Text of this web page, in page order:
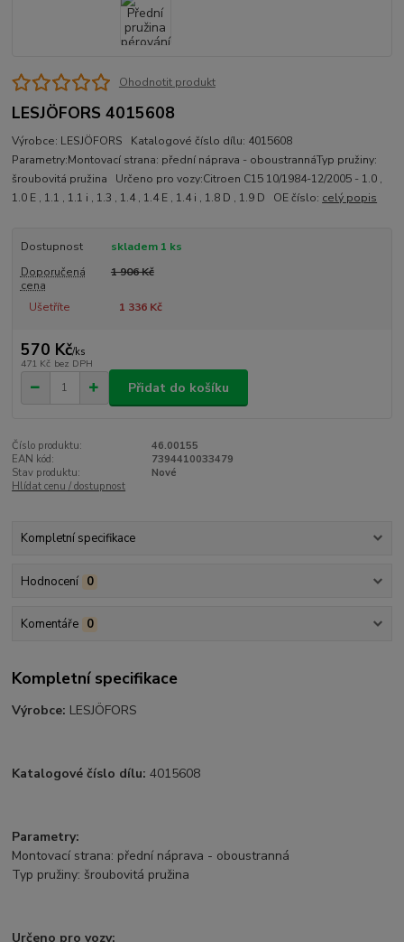
Ohodnotit produkt
LESJÖFORS 4015608
Výrobce: LESJÖFORS Katalogové číslo dílu: 4015608
Parametry:Montovací strana: přední náprava - oboustrannáTyp pružiny:
šroubovitá pružina Určeno pro vozy:Citroen C15 10/1984-12/2005 - 1.0 ,
1.0 E , 1.1 , 1.1 i , 1.3 , 1.4 , 1.4 E , 1.4 i , 1.8 D , 1.9 D OE číslo: celý popis
Dostupnost
skladem 1 ks
Doporučená
cena
1 906 Kč
Ušetříte 1 336 Kč
570 Kč/ks
471 Kč bez DPH
Přidat do košíku
Číslo produktu:
46.00155
EAN kód:
7394410033479
Stav produktu:
Nové
Hlídat cenu / dostupnost
Kompletní specifikace
Hodnocení 0
Komentáře 0
Kompletní specifikace
Výrobce: LESJÖFORS
Katalogové číslo dílu: 4015608
Parametry:
Montovací strana: přední náprava - oboustranná
Typ pružiny: šroubovitá pružina
Určeno pro vozy: